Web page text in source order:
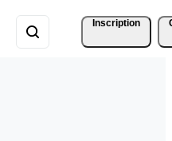
Inscription